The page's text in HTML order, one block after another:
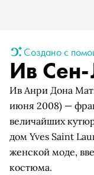
Создано с
Ив
Ив Анри Дона
июня 2008) —
величайших
дом Yves Saint
женской моде,
костюма.